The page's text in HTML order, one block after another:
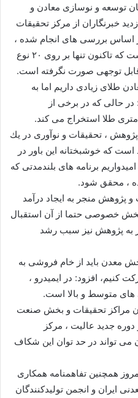
توسعه و نوسازی معادن و
خبرنگاران از مركز تحقیقات
اساس بررسی های انجام شده ،
ایران دارای ۶۸ نوع ماده معدنی است كه تاكنون تنها بر روی ۲۰ نوع
طلای زیادی داریم اما به
حالی كه در برخی از
، تحقیقات و نوآوری در یك
است كه خوشبختانه این باور در
برنامه های بلندمدتی كه
، محقق شود.
و پژوهش منجر به ایجاد درآمد
خصوصی حتما از آن استقبال
به پژوهش نیز سبب رشد
معدن باید از خام فروشی به
كنیم، افزود: در ایمیدرو ،
های متوسط و بالا است.
مراكز تحقیقات و بخش صنعت
جدید عالیت ، مركز
می تواند در حد توان این شكاف
همچنین تفاهمنامه همكاری
ایران و انجمن تولیدكنندگان